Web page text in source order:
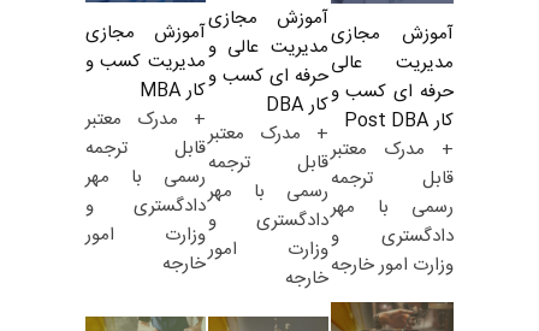
آموزش مجازی
مدیریت عالی
حرفه ای کسب و
کار Post DBA
+ مدرک معتبر
قابل ترجمه
رسمی با مهر
دادگستری و
وزارت امور خارجه
آموزش مجازی
مدیریت عالی و
حرفه ای کسب و
کار DBA
+ مدرک معتبر
قابل ترجمه
رسمی با مهر
دادگستری و
وزارت امور
خارجه
آموزش مجازی
مدیریت کسب و
کار MBA
+ مدرک معتبر
قابل ترجمه
رسمی با مهر
دادگستری و
وزارت امور
خارجه